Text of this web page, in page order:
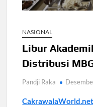
Santri Digital Tangsel
Gelombang
Bank Dunia Mulai
Dokter Ungkap Dampak
NASIONAL
Libur
Distribusi
Pandji Raka
CakrawalaWorld.net